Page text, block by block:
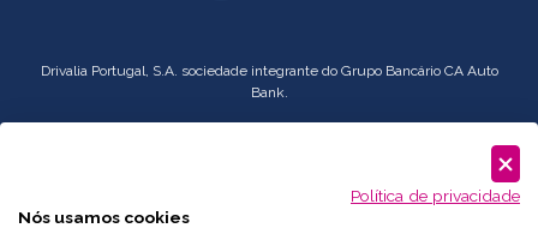
Drivalia Portugal, S.A. sociedade integrante do Grupo Bancário CA Auto
Bank.
Política de privacidade
Nós usamos cookies